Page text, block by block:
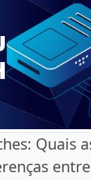
Quais